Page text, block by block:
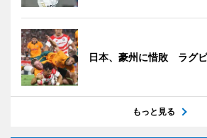
日本、豪州に惜敗 ラグ
もっと見る